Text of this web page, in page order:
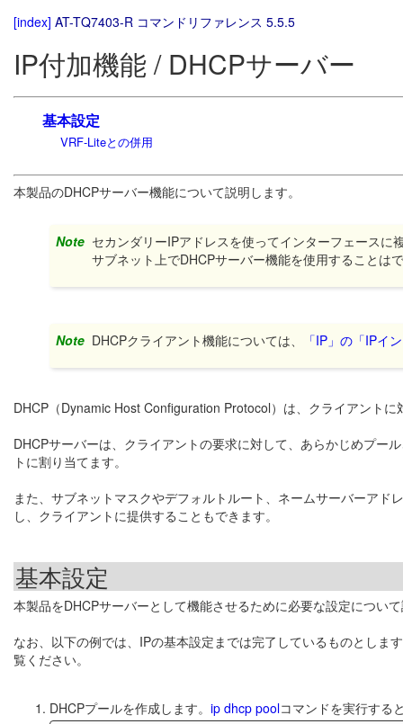
[index] AT-TQ7403-R コマンドリファレンス 5.5.5
IP付加機能 / DHCPサーバー
基本設定
VRF-Liteとの併用
本製品のDHCPサーバー機能について説明します。
Note セカンダリーIPアドレスを使ってインターフェース
サブネット上でDHCPサーバー機能を使用することは
Note DHCPクライアント機能については、 「IP」の「IPイ
DHCP（Dynamic Host Configuration Protocol）は、クライアント
DHCPサーバーは、クライアントの要求に対して、あらかじめプー
トに割り当てます。
また、サブネットマスクやデフォルトルート、ネームサーバーア
し、クライアントに提供することもできます。
基本設定
本製品をDHCPサーバーとして機能させるために必要な設定につい
なお、以下の例では、IPの基本設定までは完了しているものとしま
覧ください。
DHCPプールを作成します。 ip dhcp poolコマンドを実行する